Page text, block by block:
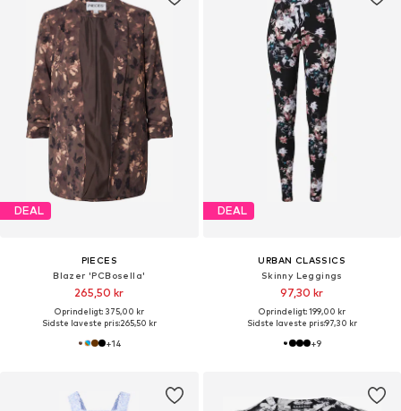
DEAL
PIECES
Blazer 'PCBosella'
265,50 kr
Oprindeligt: 375,00 kr
Sidste laveste pris:265,50 kr
+14
DEAL
URBAN CLASSICS
Skinny Leggings
97,30 kr
Oprindeligt: 199,00 kr
Sidste laveste pris:97,30 kr
+9